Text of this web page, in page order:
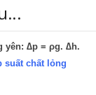
yên: ∆p = ρg. ∆h.
suất chất lỏng